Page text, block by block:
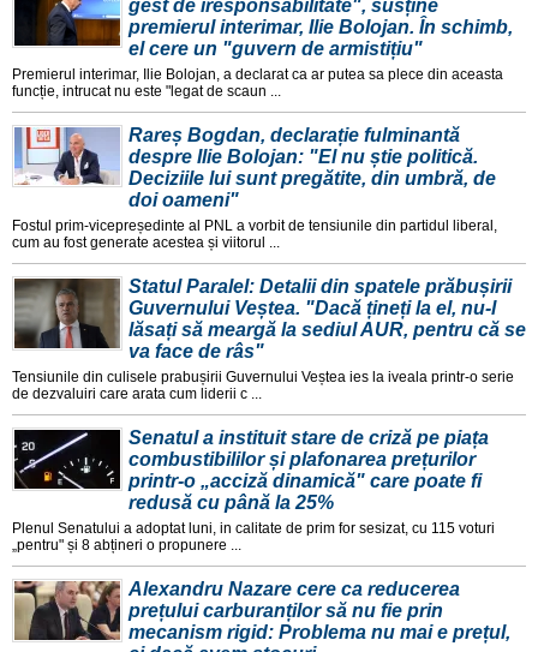
gest de iresponsabilitate", susține
premierul interimar, Ilie Bolojan. În schimb,
el cere un "guvern de armistițiu"
Premierul interimar, Ilie Bolojan, a declarat ca ar putea sa plece din aceasta
funcție, intrucat nu este "legat de scaun ...
Rareș Bogdan, declarație fulminantă
despre Ilie Bolojan: "El nu știe politică.
Deciziile lui sunt pregătite, din umbră, de
doi oameni"
Fostul prim-vicepreședinte al PNL a vorbit de tensiunile din partidul liberal,
cum au fost generate acestea și viitorul ...
Statul Paralel: Detalii din spatele prăbușirii
Guvernului Veștea. "Dacă țineți la el, nu-l
lăsați să meargă la sediul AUR, pentru că se
va face de râs"
Tensiunile din culisele prabușirii Guvernului Veștea ies la iveala printr-o serie
de dezvaluiri care arata cum liderii c ...
Senatul a instituit stare de criză pe piața
combustibililor și plafonarea prețurilor
printr-o „acciză dinamică" care poate fi
redusă cu până la 25%
Plenul Senatului a adoptat luni, in calitate de prim for sesizat, cu 115 voturi
„pentru" și 8 abțineri o propunere ...
Alexandru Nazare cere ca reducerea
prețului carburanților să nu fie prin
mecanism rigid: Problema nu mai e prețul,